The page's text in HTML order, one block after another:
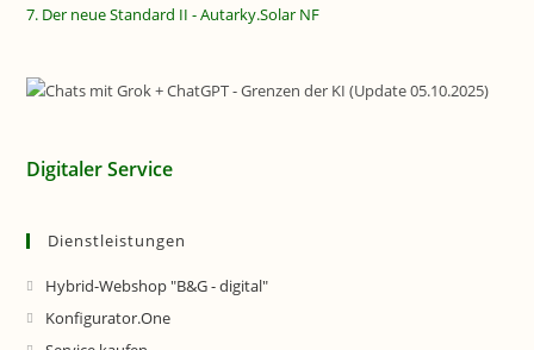
7. Der neue Standard II - Autarky.Solar NF
Digitaler Service
Dienstleistungen
Hybrid-Webshop "B&G - digital"
Konfigurator.One